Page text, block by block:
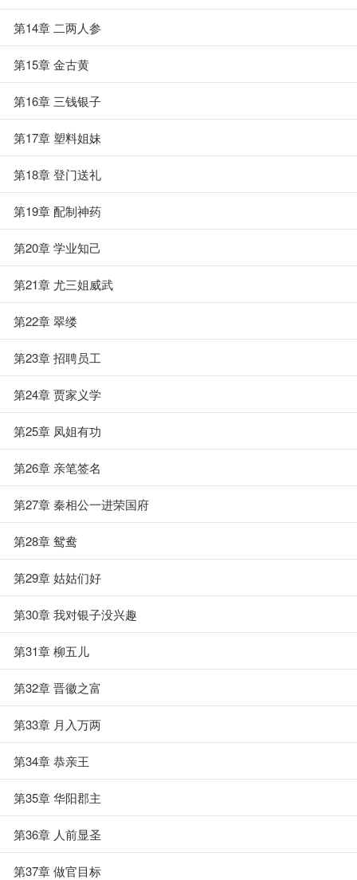
第14章 二两人参
第15章 金古黄
第16章 三钱银子
第17章 塑料姐妹
第18章 登门送礼
第19章 配制神药
第20章 学业知己
第21章 尤三姐威武
第22章 翠缕
第23章 招聘员工
第24章 贾家义学
第25章 凤姐有功
第26章 亲笔签名
第27章 秦相公一进荣国府
第28章 鸳鸯
第29章 姑姑们好
第30章 我对银子没兴趣
第31章 柳五儿
第32章 晋徽之富
第33章 月入万两
第34章 恭亲王
第35章 华阳郡主
第36章 人前显圣
第37章 做官目标